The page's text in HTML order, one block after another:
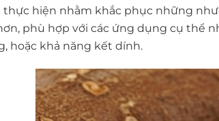
thực hiện nhằm khắc phục những
phù hợp với các ứng dụng cụ thể
hoặc khả năng kết dính.